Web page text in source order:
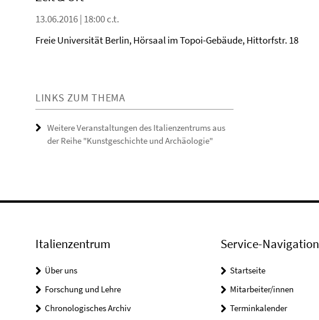
13.06.2016 | 18:00 c.t.
Freie Universität Berlin, Hörsaal im Topoi-Gebäude, Hittorfstr. 18
LINKS ZUM THEMA
Weitere Veranstaltungen des Italienzentrums aus
der Reihe "Kunstgeschichte und Archäologie"
Italienzentrum
Über uns
Forschung und Lehre
Chronologisches Archiv
Service-Navigation
Startseite
Mitarbeiter/innen
Terminkalender